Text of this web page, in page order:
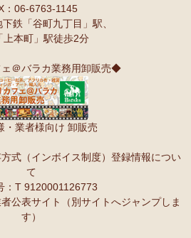
：06-6763-1145
鉄「谷町九丁目」駅、
上本町」駅徒歩2分
＠バラカ業務用卸販売◆
・業者様向け 卸販売
式（インボイス制度）登録情報につい
て
：T 9120001126773
公表サイト（別サイトへジャンプしま
す）